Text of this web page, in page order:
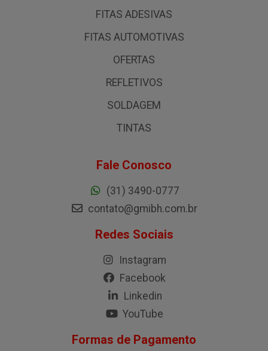
FITAS ADESIVAS
FITAS AUTOMOTIVAS
OFERTAS
REFLETIVOS
SOLDAGEM
TINTAS
Fale Conosco
(31) 3490-0777
contato@gmibh.com.br
Redes Sociais
Instagram
Facebook
Linkedin
YouTube
Formas de Pagamento